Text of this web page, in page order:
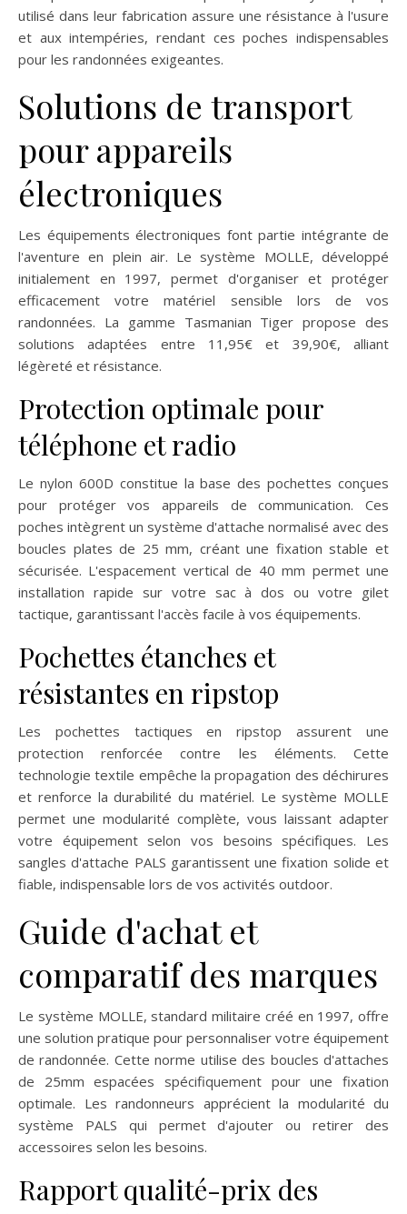
utilisé dans leur fabrication assure une résistance à l'usure
et aux intempéries, rendant ces poches indispensables
pour les randonnées exigeantes.
Solutions de transport
pour appareils
électroniques
Les équipements électroniques font partie intégrante de
l'aventure en plein air. Le système MOLLE, développé
initialement en 1997, permet d'organiser et protéger
efficacement votre matériel sensible lors de vos
randonnées. La gamme Tasmanian Tiger propose des
solutions adaptées entre 11,95€ et 39,90€, alliant
légèreté et résistance.
Protection optimale pour
téléphone et radio
Le nylon 600D constitue la base des pochettes conçues
pour protéger vos appareils de communication. Ces
poches intègrent un système d'attache normalisé avec des
boucles plates de 25 mm, créant une fixation stable et
sécurisée. L'espacement vertical de 40 mm permet une
installation rapide sur votre sac à dos ou votre gilet
tactique, garantissant l'accès facile à vos équipements.
Pochettes étanches et
résistantes en ripstop
Les pochettes tactiques en ripstop assurent une
protection renforcée contre les éléments. Cette
technologie textile empêche la propagation des déchirures
et renforce la durabilité du matériel. Le système MOLLE
permet une modularité complète, vous laissant adapter
votre équipement selon vos besoins spécifiques. Les
sangles d'attache PALS garantissent une fixation solide et
fiable, indispensable lors de vos activités outdoor.
Guide d'achat et
comparatif des marques
Le système MOLLE, standard militaire créé en 1997, offre
une solution pratique pour personnaliser votre équipement
de randonnée. Cette norme utilise des boucles d'attaches
de 25mm espacées spécifiquement pour une fixation
optimale. Les randonneurs apprécient la modularité du
système PALS qui permet d'ajouter ou retirer des
accessoires selon les besoins.
Rapport qualité-prix des